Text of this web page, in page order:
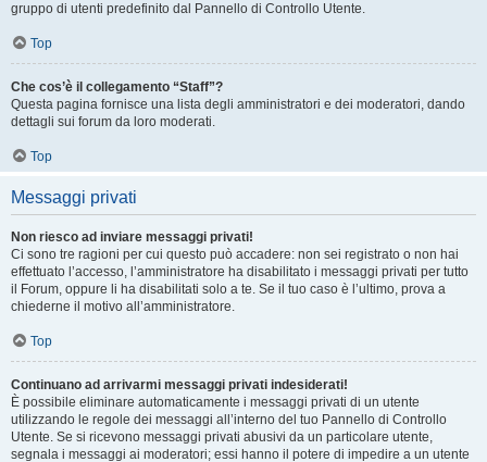
gruppo di utenti predefinito dal Pannello di Controllo Utente.
Top
Che cos’è il collegamento “Staff”?
Questa pagina fornisce una lista degli amministratori e dei moderatori, dando
dettagli sui forum da loro moderati.
Top
Messaggi privati
Non riesco ad inviare messaggi privati!
Ci sono tre ragioni per cui questo può accadere: non sei registrato o non hai
effettuato l’accesso, l’amministratore ha disabilitato i messaggi privati per tutto
il Forum, oppure li ha disabilitati solo a te. Se il tuo caso è l’ultimo, prova a
chiederne il motivo all’amministratore.
Top
Continuano ad arrivarmi messaggi privati indesiderati!
È possibile eliminare automaticamente i messaggi privati ​​di un utente
utilizzando le regole dei messaggi all’interno del tuo Pannello di Controllo
Utente. Se si ricevono messaggi privati ​​abusivi da un particolare utente,
segnala i messaggi ai moderatori; essi hanno il potere di impedire a un utente